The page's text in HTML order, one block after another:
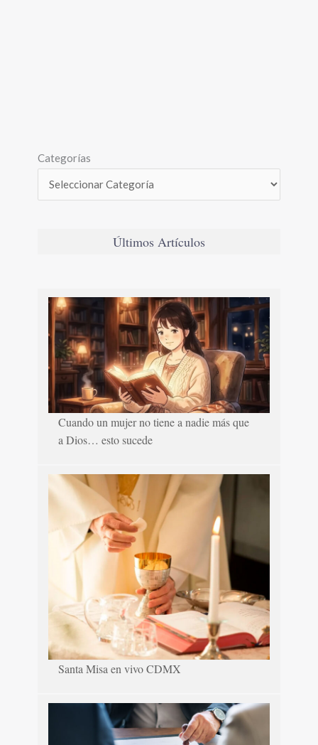
Categorías
Últimos Artículos
Cuando un mujer no tiene a nadie más que
a Dios… esto sucede
Santa Misa en vivo CDMX